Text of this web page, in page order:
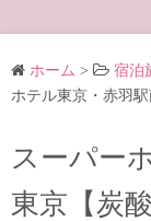
リ
ー ホーム > 宿泊
ホテル東京・赤羽
スーパー
東京【炭